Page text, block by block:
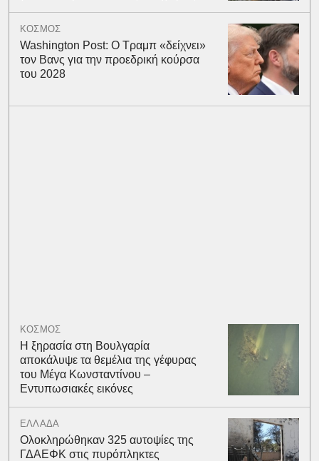
ΚΟΣΜΟΣ
Washington Post: Ο Τραμπ «δείχνει»
τον Βανς για την προεδρική κούρσα
του 2028
ΚΟΣΜΟΣ
Η ξηρασία στη Βουλγαρία
αποκάλυψε τα θεμέλια της γέφυρας
του Μέγα Κωνσταντίνου –
Εντυπωσιακές εικόνες
ΕΛΛΑΔΑ
Ολοκληρώθηκαν 325 αυτοψίες της
ΓΔΑΕΦΚ στις πυρόπληκτες